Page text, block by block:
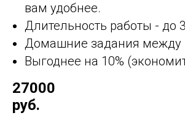
вам удобнее.
Длительность работы - до
Домашние задания между
Выгоднее на 10%
27000
руб.